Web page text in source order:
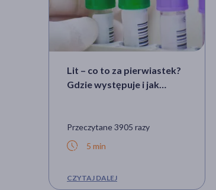
Lit – co to za pierwiastek?
Gdzie występuje i jak
Przeczytane 3905 razy
5 min
CZYTAJ DALEJ